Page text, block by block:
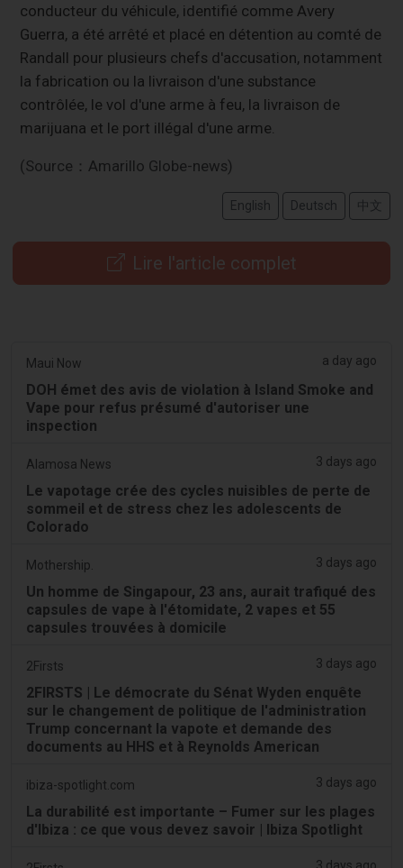
conducteur du véhicule, identifié comme Avery
Guerra, a été arrêté et placé en détention au comté de
Randall pour plusieurs chefs d'accusation, notamment
la fabrication ou la livraison d'une substance
contrôlée, le vol d'une arme à feu, la livraison de
marijuana et le port illégal d'une arme.
(Source：Amarillo Globe-news)
English Deutsch 中文
Lire l'article complet
Maui Now a day ago
DOH émet des avis de violation à Island Smoke and
Vape pour refus présumé d'autoriser une
inspection
Alamosa News 3 days ago
Le vapotage crée des cycles nuisibles de perte de
sommeil et de stress chez les adolescents de
Colorado
Mothership. 3 days ago
Un homme de Singapour, 23 ans, aurait trafiqué des
capsules de vape à l'étomidate, 2 vapes et 55
capsules trouvées à domicile
2Firsts 3 days ago
2FIRSTS | Le démocrate du Sénat Wyden enquête
sur le changement de politique de l'administration
Trump concernant la vapote et demande des
documents au HHS et à Reynolds American
ibiza-spotlight.com 3 days ago
La durabilité est importante – Fumer sur les plages
d'Ibiza : ce que vous devez savoir | Ibiza Spotlight
3 days ago